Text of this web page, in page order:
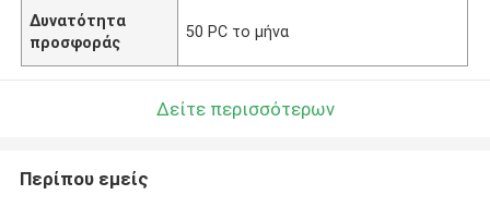
Δυνατότητα
προσφοράς
50 PC το μήνα
Δείτε περισσότερων
Περίπου εμείς